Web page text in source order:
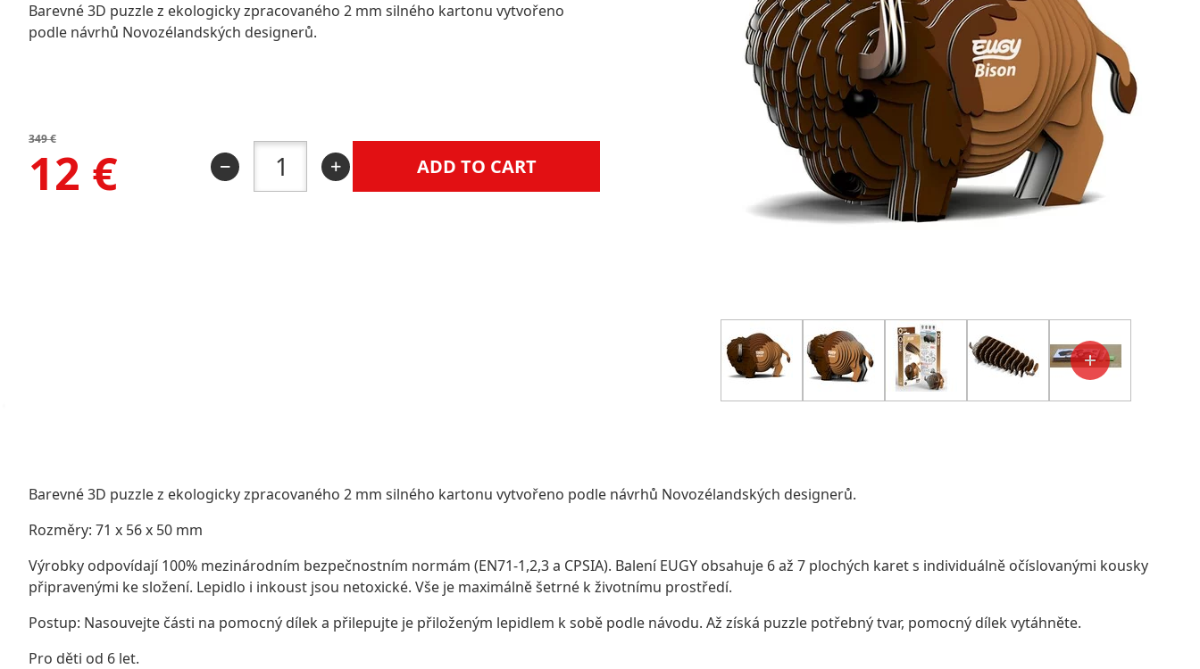
Barevné 3D puzzle z ekologicky zpracovaného 2 mm silného kartonu vytvořeno
podle návrhů Novozélandských designerů.
349€
12 € ADD TO CART
Barevné 3D puzzle z ekologicky zpracovaného 2 mm silného kartonu vytvořeno podle návrhů Novozélandských designerů.
Rozměry: 71 x 56 x 50 mm
Výrobky odpovídají 100% mezinárodním bezpečnostním normám (EN71-1,2,3 a CPSIA). Balení EUGY obsahuje 6 až 7 plochých karet s individuálně očíslovanými kousky
připravenými ke složení. Lepidlo i inkoust jsou netoxické. Vše je maximálně šetrné k životnímu prostředí.
Postup: Nasouvejte části na pomocný dílek a přilepujte je přiloženým lepidlem k sobě podle návodu. Až získá puzzle potřebný tvar, pomocný dílek vytáhněte.
Pro děti od 6 let.